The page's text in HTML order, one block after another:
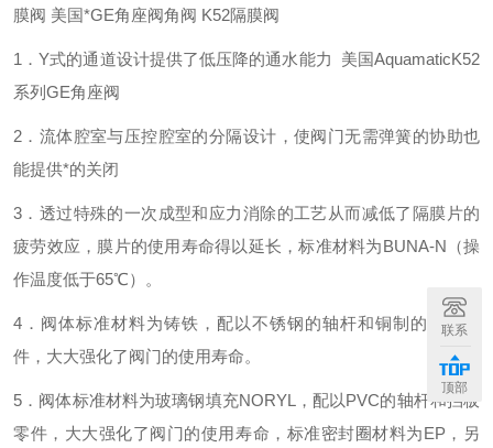
膜阀 美国*GE角座阀角阀 K52隔膜阀
1 ．Y式的通道设计提供了低压降的通水能力 美国AquamaticK52
系列GE角座阀
2 ．流体腔室与压控腔室的分隔设计，使阀门无需弹簧的协助也
能提供*的关闭
3 ．透过特殊的一次成型和应力消除的工艺从而减低了隔膜片的
疲劳效应，膜片的使用寿命得以延长，标准材料为BUNA-N （操
作温度低于65℃）。
4 ．阀体标准材料为铸铁，配以不锈钢的轴杆和铜制的挡板零
件，大大强化了阀门的使用寿命。
5 ．阀体标准材料为玻璃钢填充NORYL ，配以PVC的轴杆和挡板
零件，大大强化了阀门的使用寿命，标准密封圈材料为EP，另
联系
顶部